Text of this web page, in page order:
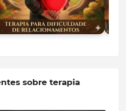
sobre terapia